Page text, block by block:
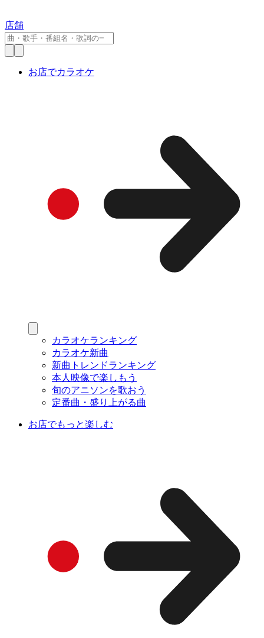
店舗
お店でカラオケ
カラオケランキング
カラオケ新曲
新曲トレンドランキング
本人映像で楽しもう
旬のアニソンを歌おう
定番曲・盛り上がる曲
お店でもっと楽しむ